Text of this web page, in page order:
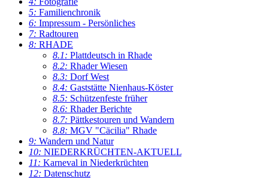
5: Familienchronik
6: Impressum - Persönliches
7: Radtouren
8: RHADE
8.1: Plattdeutsch in Rhade
8.2: Rhader Wiesen
8.3: Dorf West
8.4: Gaststätte Nienhaus-Köster
8.5: Schützenfeste früher
8.6: Rhader Berichte
8.7: Pättkestouren und Wandern
8.8: MGV "Cäcilia" Rhade
9: Wandern und Natur
10: NIEDERKRÜCHTEN-AKTUELL
11: Karneval in Niederkrüchten
12: Datenschutz